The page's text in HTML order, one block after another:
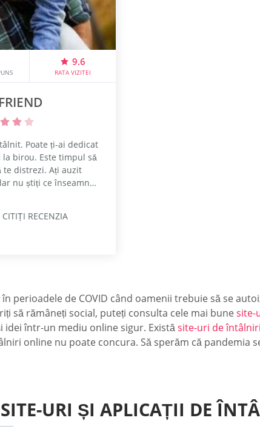
9.6
RATA VIZITEI
Poate ți-ai dedicat
birou. Este timpul să
te distrezi. Ați auzit
nu știți ce înseamnă?
Da, ai auzit
CITIȚI RECENZIA
perioadele de COVID când oamenii trebuie să se
să rămâneți social, puteți consulta cele mai bunesite-
idei într-un mediu online sigur. Existăsite-uri de
online nu poate concura. Să sperăm că pandemia
URI ȘI APLICAȚII DE